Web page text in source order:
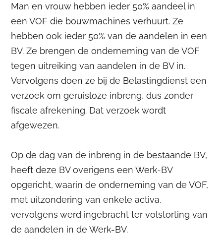
Man en vrouw hebben ieder 50% aandeel in
een VOF die bouwmachines verhuurt. Ze
hebben ook ieder 50% van de aandelen in een
BV. Ze brengen de onderneming van de VOF
tegen uitreiking van aandelen in de BV in.
Vervolgens doen ze bij de Belastingdienst een
verzoek om geruisloze inbreng, dus zonder
fiscale afrekening. Dat verzoek wordt
afgewezen.
Op de dag van de inbreng in de bestaande BV,
heeft deze BV overigens een Werk-BV
opgericht, waarin de onderneming van de VOF,
met uitzondering van enkele activa,
vervolgens werd ingebracht ter volstorting van
de aandelen in de Werk-BV.